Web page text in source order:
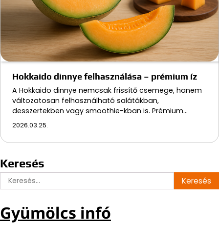
Hokkaido dinnye felhasználása – prémium íz
A Hokkaido dinnye nemcsak frissítő csemege, hanem
változatosan felhasználható salátákban,
desszertekben vagy smoothie-kban is. Prémium…
2026.03.25.
Keresés
Keresés:
Gyümölcs infó